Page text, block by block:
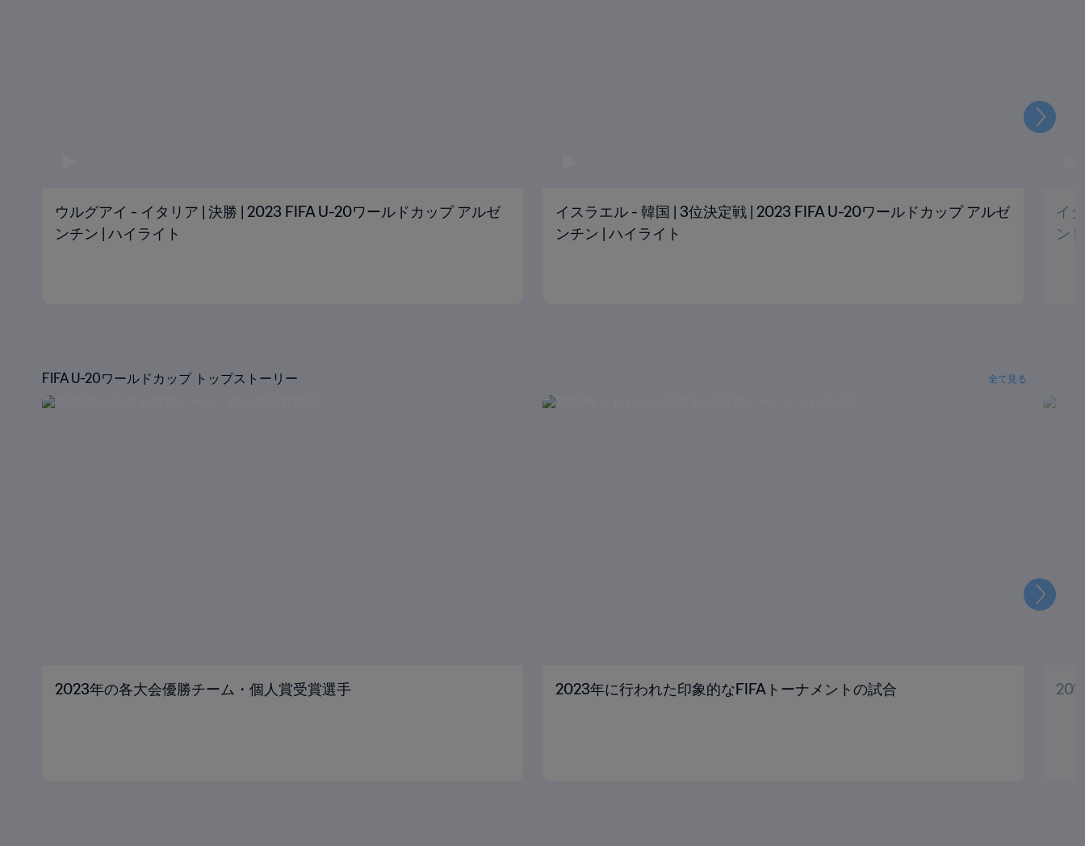
ウルグアイ - イタリア | 決勝 | 2023 FIFA U-20ワールドカップ アルゼ
ンチン | ハイライト
イスラエル - 韓国 | 3位決定戦 | 2023 FIFA U-20ワールドカップ アルゼ
ンチン | ハイライト
イ
ン |
次
FIFA U-20ワールドカップ トップストーリー 全て見る
2023年の各大会優勝チーム・個人賞受賞選手 2023年に行われた印象的なFIFAトーナメントの試合
次